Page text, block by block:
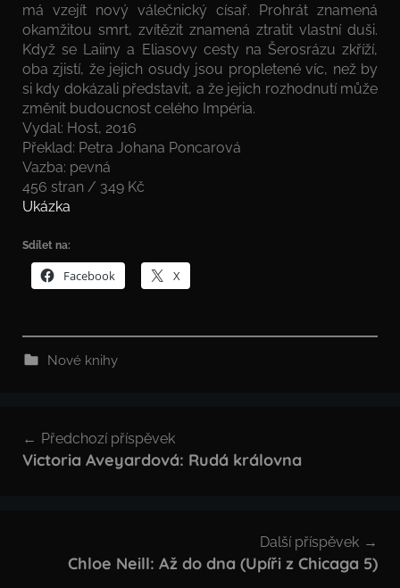
má vzejít nový válečnický císař. Prohrát znamená
okamžitou smrt, zvítězit znamená ztratit vlastní duši.
Když se Laiiny a Eliasovy cesty na Šerosrázu zkříží,
oba zjistí, že jejich osudy jsou propletené víc, než by
si kdy dokázali představit, a že jejich rozhodnutí může
změnit budoucnost celého Impéria.
Vydal: Host, 2016
Překlad: Petra Johana Poncarová
Vazba: pevná
456 stran / 349 Kč
Ukázka
Sdílet na:
Facebook X
Nové knihy
pro
Předchozí příspěvek
Victoria Aveyardová: Rudá královna
Další příspěvek
Chloe Neill: Až do dna (Upíři z Chicaga 5)